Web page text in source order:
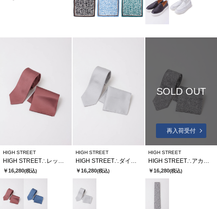
HIGH STREET
HIGH STREET∴レップツイルタイ
￥16,280(税込)
HIGH STREET
HIGH STREET∴ダイヤリーフジャカードタイ
￥16,280(税込)
SOLD OUT
再入荷受付
HIGH STREET
HIGH STREET∴アカンサスジャカードタイ
￥16,280(税込)